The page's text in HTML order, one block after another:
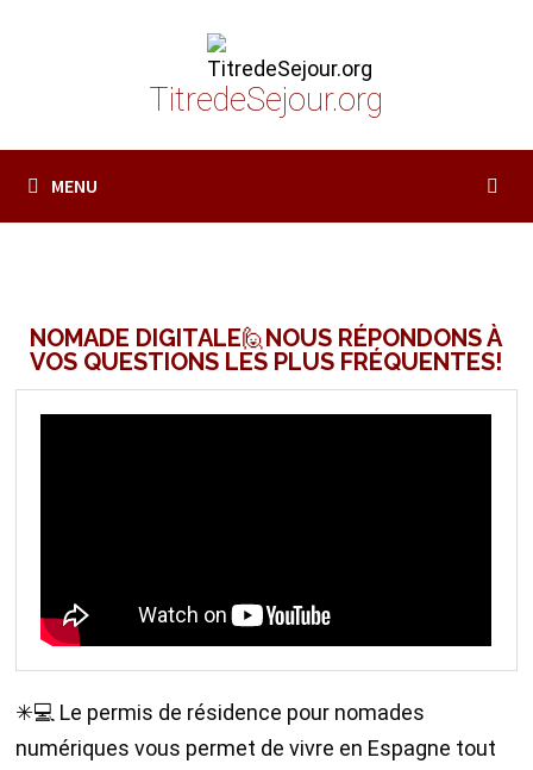
TitredeSejour.org
MENU
NOMADE DIGITALE🙋NOUS RÉPONDONS À
VOS QUESTIONS LES PLUS FRÉQUENTES!
✳💻 Le permis de résidence pour nomades
numériques vous permet de vivre en Espagne tout